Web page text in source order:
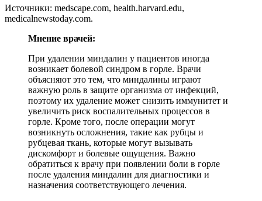
Источники: medscape.com, health.harvard.edu,
medicalnewstoday.com.
Мнение врачей:
При удалении миндалин у пациентов иногда
возникает болевой синдром в горле. Врачи
объясняют это тем, что миндалины играют
важную роль в защите организма от инфекций,
поэтому их удаление может снизить иммунитет и
увеличить риск воспалительных процессов в
горле. Кроме того, после операции могут
возникнуть осложнения, такие как рубцы и
рубцевая ткань, которые могут вызывать
дискомфорт и болевые ощущения. Важно
обратиться к врачу при появлении боли в горле
после удаления миндалин для диагностики и
назначения соответствующего лечения.